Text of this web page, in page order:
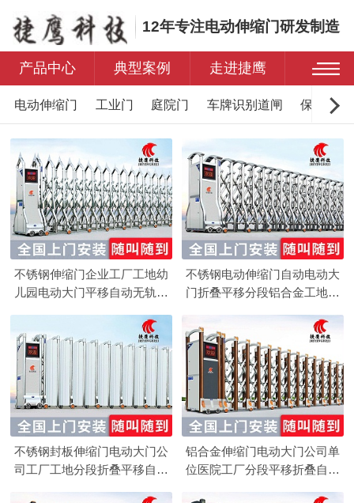
12年专注电动伸缩门研发制造
产品中心 典型案例 走进捷鹰
电动伸缩门 工业门 庭院门 车牌识别道闸 保安岗亭
不锈钢伸缩门企业工厂工地幼
儿园电动大门平移自动无轨医
不锈钢电动伸缩门自动电动大
门折叠平移分段铝合金工地工
不锈钢封板伸缩门电动大门公
司工厂工地分段折叠平移自动
铝合金伸缩门电动大门公司单
位医院工厂分段平移折叠自动